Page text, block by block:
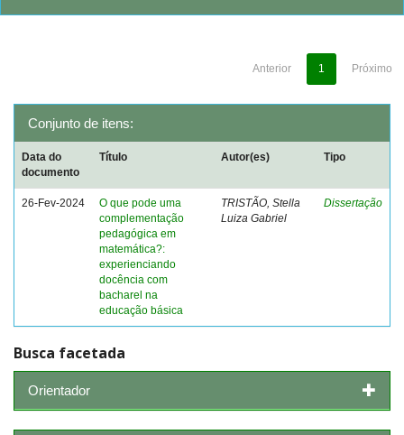
Anterior 1 Próximo
Conjunto de itens:
Data do
documento
Título Autor(es) Tipo
26-Fev-2024
O que pode uma
complementação
pedagógica em
matemática?:
experienciando
docência com
bacharel na
educação básica
TRISTÃO, Stella
Luiza Gabriel
Dissertação
Busca facetada
Orientador